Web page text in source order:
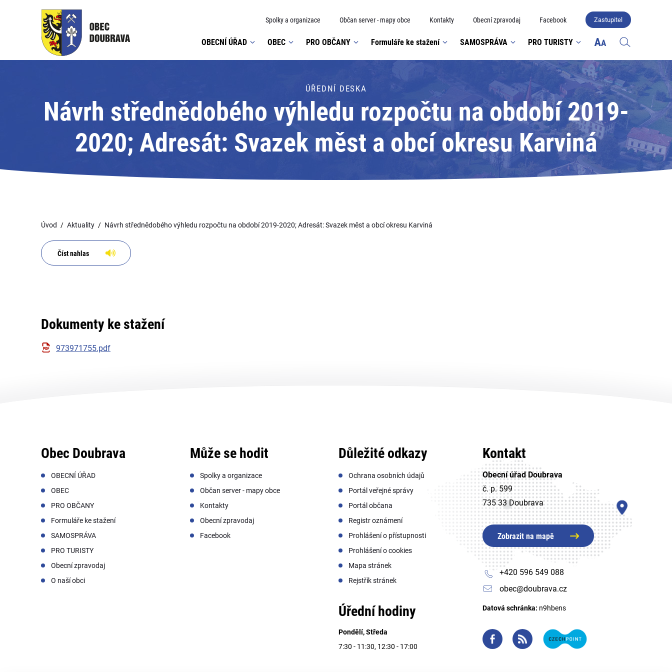
Spolky a organizace Občan server - mapy obce Kontakty Obecní zpravodaj Facebook Zastupitel
OBECNÍ ÚŘAD OBEC PRO OBČANY Formuláře ke stažení SAMOSPRÁVA PRO TURISTY
ÚŘEDNÍ DESKA
Návrh střednědobého výhledu rozpočtu na období 2019-
2020; Adresát: Svazek měst a obcí okresu Karviná
Úvod Aktuality Návrh střednědobého výhledu rozpočtu na období 2019-2020; Adresát: Svazek měst a obcí okresu Karviná
Číst nahlas
Dokumenty ke stažení
973971755.pdf
Obec Doubrava
OBECNÍ ÚŘAD
OBEC
PRO OBČANY
Formuláře ke stažení
SAMOSPRÁVA
PRO TURISTY
Obecní zpravodaj
O naší obci
Může se hodit
Spolky a organizace
Občan server - mapy obce
Kontakty
Obecní zpravodaj
Facebook
Důležité odkazy
Ochrana osobních údajů
Portál veřejné správy
Portál občana
Registr oznámení
Prohlášení o přístupnosti
Prohlášení o cookies
Mapa stránek
Rejstřík stránek
Úřední hodiny
Pondělí, Středa
7:30 - 11:30, 12:30 - 17:00
Kontakt
Obecní úřad Doubrava
č. p. 599
735 33 Doubrava
Zobrazit na mapě
+420 596 549 088
obec@doubrava.cz
Datová schránka: n9hbens